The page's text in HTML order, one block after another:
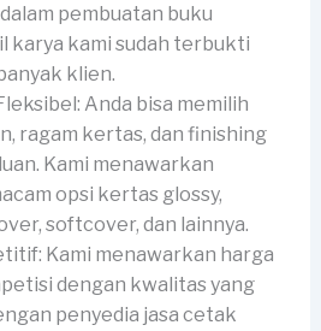
pembuatan buku
karya kami sudah terbukti
klien.
Anda bisa memilih
ragam kertas, dan finishing
Kami menawarkan
opsi kertas glossy,
softcover, dan lainnya.
Kami menawarkan harga
dengan kwalitas yang
penyedia jasa cetak